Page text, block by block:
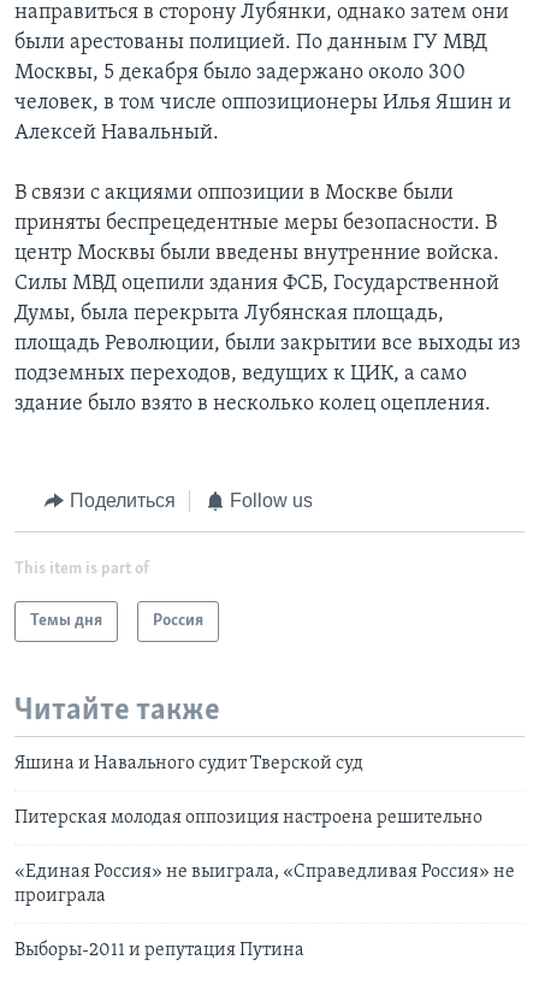
направиться в сторону Лубянки, однако затем они
были арестованы полицией. По данным ГУ МВД
Москвы, 5 декабря было задержано около 300
человек, в том числе оппозиционеры Илья Яшин и
Алексей Навальный.
В связи с акциями оппозиции в Москве были
приняты беспрецедентные меры безопасности. В
центр Москвы были введены внутренние войска.
Силы МВД оцепили здания ФСБ, Государственной
Думы, была перекрыта Лубянская площадь,
площадь Революции, были закрытии все выходы из
подземных переходов, ведущих к ЦИК, а само
здание было взято в несколько колец оцепления.
Поделиться Follow us
This item is part of
Темы дня Россия
Читайте также
Яшина и Навального судит Тверской суд
Питерская молодая оппозиция настроена решительно
«Единая Россия» не выиграла, «Справедливая Россия» не
проиграла
Выборы-2011 и репутация Путина